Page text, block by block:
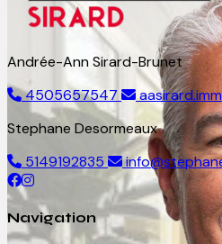
Andrée-Ann Sirard-Brunet
4505657547
Stephane Desormeaux
5149192835
Navigation